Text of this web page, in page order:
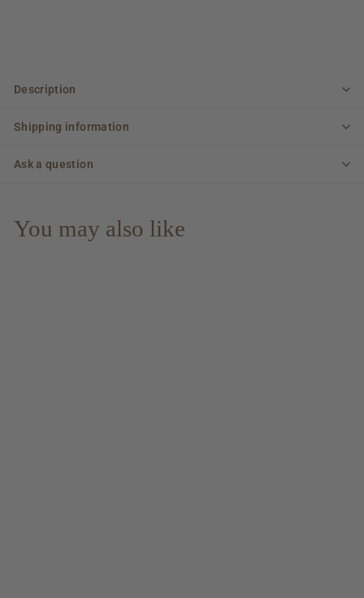
Description
Shipping information
Ask a question
You may also like